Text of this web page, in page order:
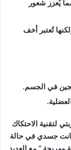
يُعزز شعور
تُعتبر أخف
في الجسم.
لتقنية الاحتكاك
جسدي في حالة
مع العديد